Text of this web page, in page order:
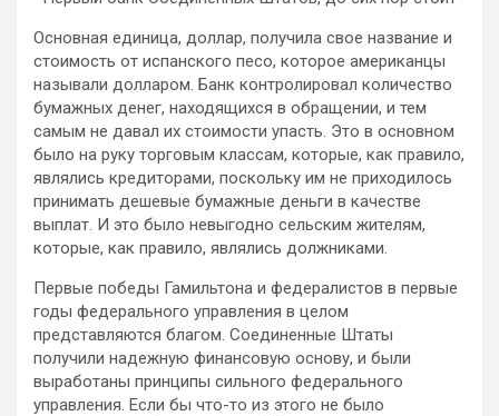
Основная единица, доллар, получила свое название и
стоимость от испанского песо, которое американцы
называли долларом. Банк контролировал количество
бумажных денег, находящихся в обращении, и тем
самым не давал их стоимости упасть. Это в основном
было на руку торговым классам, которые, как правило,
являлись кредиторами, поскольку им не приходилось
принимать дешевые бумажные деньги в качестве
выплат. И это было невыгодно сельским жителям,
которые, как правило, являлись должниками.
Первые победы Гамильтона и федералистов в первые
годы федерального управления в целом
представляются благом. Соединенные Штаты
получили надежную финансовую основу, и были
выработаны принципы сильного федерального
управления. Если бы что-то из этого не было